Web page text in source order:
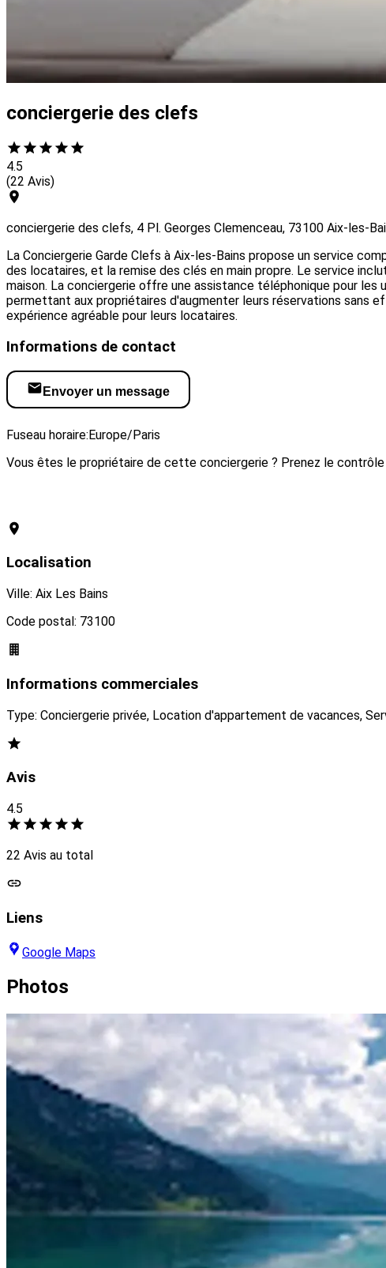
conciergerie des clefs
4.5
(22 Avis)
conciergerie des clefs, 4 Pl. Georges Clemenceau, 73100 Aix-les-
La Conciergerie Garde Clefs à Aix-les-Bains propose un service
des locataires, et la remise des clés en main propre. Le service
maison. La conciergerie offre une assistance téléphonique pour
permettant aux propriétaires d'augmenter leurs réservations sans
expérience agréable pour leurs locataires.
Informations de contact
Envoyer un message
Fuseau horaire:Europe/Paris
Vous êtes le propriétaire de cette conciergerie ? Prenez le
Localisation
Ville: Aix Les Bains
Code postal: 73100
Informations commerciales
Type: Conciergerie privée, Location d'appartement de vacances,
Avis
4.5
22 Avis au total
Liens
Google Maps
Photos